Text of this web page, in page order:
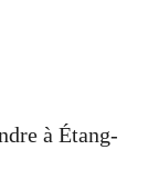
à Étang-